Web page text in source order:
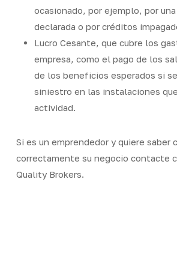
ocasionado, por ejemplo, por
declarada o por créditos
Lucro Cesante, que cubre los
empresa, como el pago de los
de los beneficios esperados si
siniestro en las instalaciones
actividad.
Si es un emprendedor y quiere saber
correctamente su negocio contacte
Quality Brokers.